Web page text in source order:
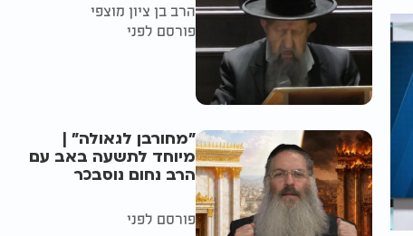
הרב בן ציון מוצפי
פורסם לפני
"מחורבן לגאולה" |
מיוחד לתשעה באב עם
הרב נחום נוסבכר
פורסם לפני